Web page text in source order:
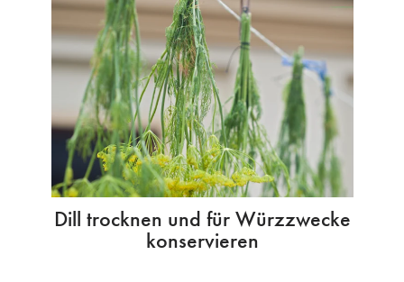
Dill trocknen und für Würzzwecke
konservieren